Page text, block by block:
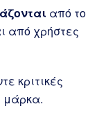
από το
από χρήστες
κριτικές
μάρκα.